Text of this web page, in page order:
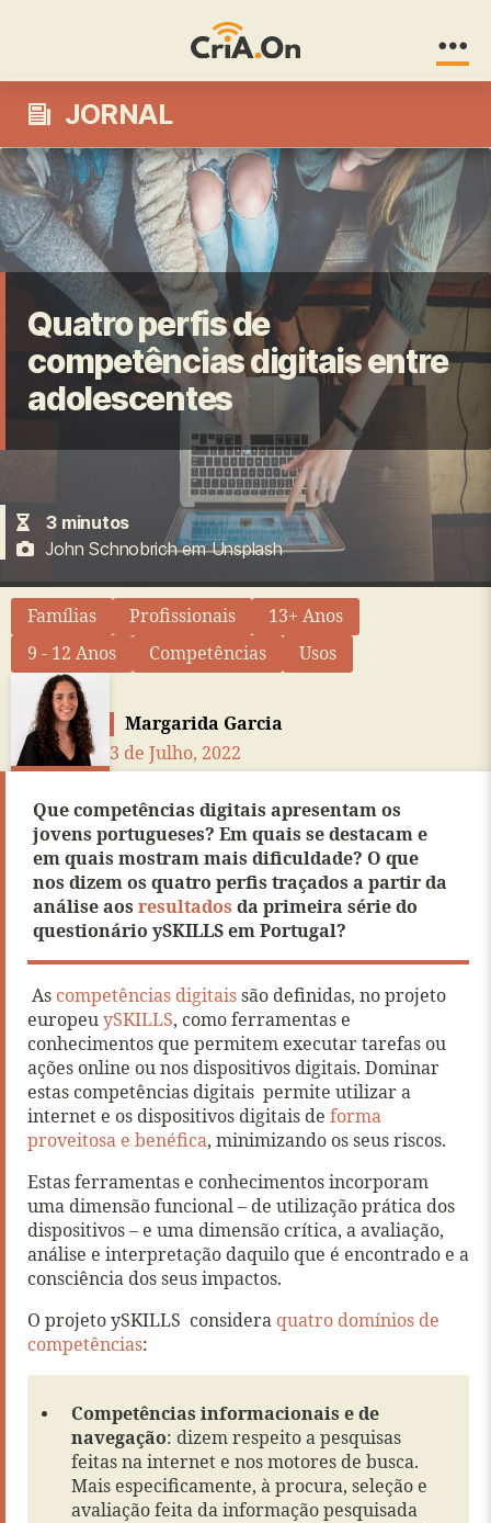
JORNAL
Quatro perfis de
competências digitais entre
adolescentes
3 minutos
John Schnobrich em Unsplash
Famílias Profissionais
13+ Anos
9 - 12 Anos
Competências Usos
Margarida Garcia
3 de Julho, 2022
Que competências digitais apresentam os
jovens portugueses? Em quais se destacam e
em quais mostram mais dificuldade? O que
nos dizem os quatro perfis traçados a partir da
análise aos resultados da primeira série do
questionário ySKILLS em Portugal?
As competências digitais são definidas, no projeto
europeu ySKILLS, como ferramentas e
conhecimentos que permitem executar tarefas ou
ações online ou nos dispositivos digitais. Dominar
estas competências digitais permite utilizar a
internet e os dispositivos digitais de forma
proveitosa e benéfica, minimizando os seus riscos.
Estas ferramentas e conhecimentos incorporam
uma dimensão funcional – de utilização prática dos
dispositivos – e uma dimensão crítica, a avaliação,
análise e interpretação daquilo que é encontrado e a
consciência dos seus impactos.
O projeto ySKILLS considera quatro domínios de
competências:
Competências informacionais e de
navegação: dizem respeito a pesquisas
feitas na internet e nos motores de busca.
Mais especificamente, à procura, seleção e
avaliação feita da informação pesquisada